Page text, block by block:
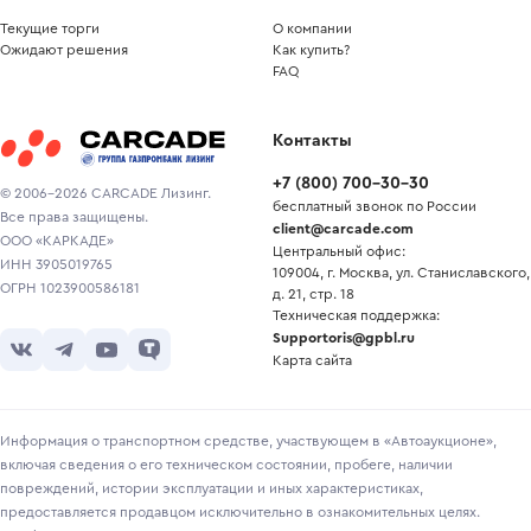
© 2006-2026 CARCADE Лизинг.
Все права защищены.
ООО «КАРКАДЕ»
ИНН 3905019765
ОГРН 1023900586181
Текущие торги
Ожидают решения
О компании
Как купить?
FAQ
Контакты
+7 (800) 700-30-30
бесплатный звонок по России
client@carcade.com
Центральный офис:
109004, г. Москва, ул. Станиславского,
д. 21, стр. 18
Техническая поддержка:
Supportoris@gpbl.ru
Карта сайта
Информация о транспортном средстве, участвующем в «Автоаукционе»,
включая сведения о его техническом состоянии, пробеге, наличии
повреждений, истории эксплуатации и иных характеристиках,
предоставляется продавцом исключительно в ознакомительных целях.